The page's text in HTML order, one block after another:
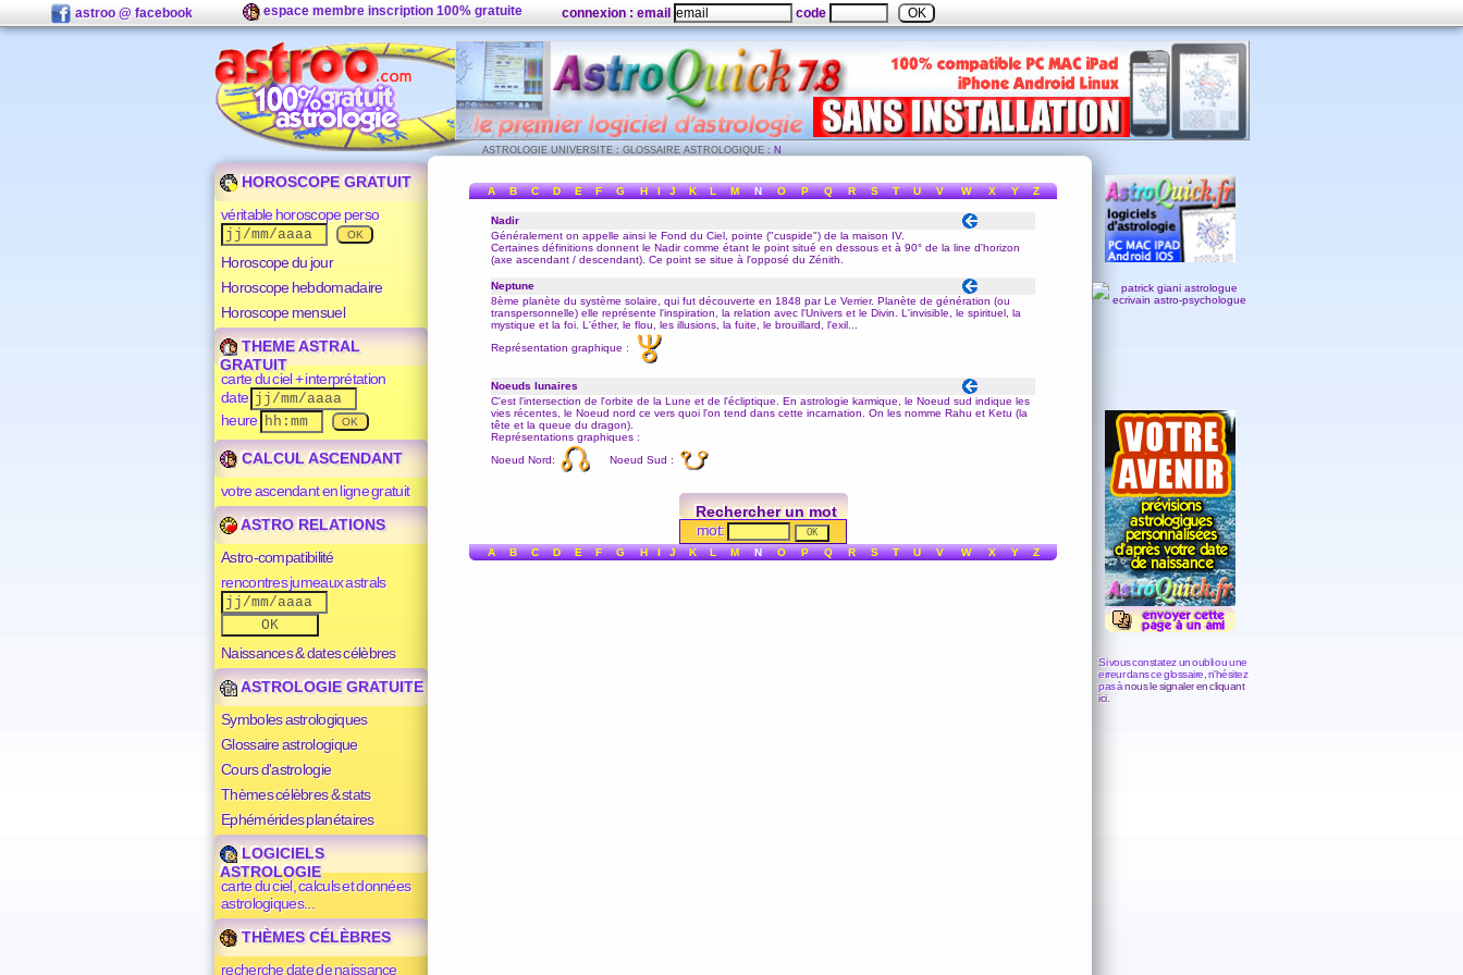
astroo @ facebook espace membre inscription 100% gratuite connexion : email code
ASTROLOGIE UNIVERSITE : GLOSSAIRE ASTROLOGIQUE : N
HOROSCOPE GRATUIT
véritable horoscope perso
Horoscope du jour
Horoscope hebdomadaire
Horoscope mensuel
THEME ASTRAL
GRATUIT
carte du ciel + interprétation
date
heure
CALCUL ASCENDANT
votre ascendant en ligne gratuit
ASTRO RELATIONS
Astro-compatibilité
rencontres jumeaux astrals
Naissances & dates célèbres
ASTROLOGIE GRATUITE
Symboles astrologiques
Glossaire astrologique
Cours d'astrologie
Thèmes célèbres & stats
Ephémérides planétaires
LOGICIELS
ASTROLOGIE
carte du ciel, calculs et données
astrologiques...
THÈMES CÉLÈBRES
recherche date de naissance
A B C D E F G H I J K L M N O P Q R S T U V W X Y Z
Nadir
Généralement on appelle ainsi le Fond du Ciel , pointe ("cuspide") de la maison IV.
Certaines définitions donnent le Nadir comme étant le point situé en dessous et à 90° de la line d'horizon
(axe ascendant / descendant). Ce point se situe à l'opposé du Zénith
Neptune
8ème planète du système solaire, qui fut découverte en 1848 par Le Verrier. Planète de génération (ou
transpersonnelle) elle représente l'inspiration, la relation avec l'Univers et le Divin. L'invisible, le spirituel, la
mystique et la foi. L'éther, le flou, les illusions, la fuite, le brouillard, l'exil...
Représentation graphique :
Noeuds lunaires
C'est l'intersection de l'orbite de la Lune et de l'écliptique . En astrologie karmique, le Noeud sud indique les
vies récentes, le Noeud nord ce vers quoi l'on tend dans cette incarnation. On les nomme Rahu et Ketu (la
tête et la queue du dragon).
Représentations graphiques :
Noeud Nord:
Noeud Sud :
Rechercher un mot
mot:
A B C D E F G H I J K L M N O P Q R S T U V W X Y Z
Si vous constatez un oubli ou une
erreur dans ce glossaire, n'hésitez
pas ànous le signaler en cliquant
ici.